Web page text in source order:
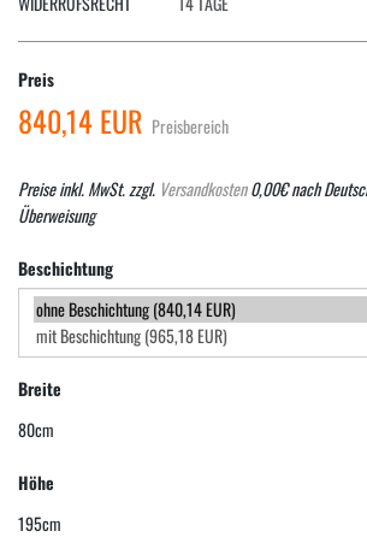
Preis
840,14 EUR Preisbereich
Preise inkl. MwSt. zzgl. Versandkosten0,00€ nach
Überweisung
Beschichtung
Breite
80cm
Höhe
195cm